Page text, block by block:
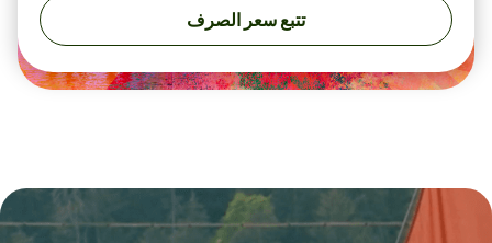
تتبع سعر الصرف